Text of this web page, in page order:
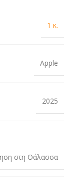
1 κ.
Apple
2025
στη Θάλασσα